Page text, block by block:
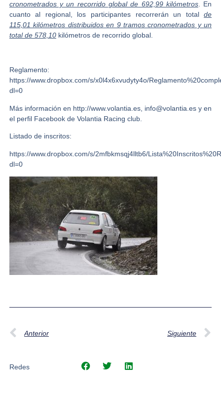
cronometrados y un recorrido global de 692,99 kilómetros. En
cuanto al regional, los participantes recorrerán un totalde
115,01 kilómetros distribuidos en 9 tramos cronometrados y un
total de 578,10kilómetros de recorrido global.
Reglamento:
https://www.dropbox.com/s/x0l4x6xvudyty4o/
dl=0
Más información en http://www.volantia.es, info@volantia.es y en
el perfil Facebook de Volantia Racing club.
Listado de inscritos:
https://www.dropbox.com/s/2mfbkmsqj4lltb6/
dl=0
Anterior Siguiente
Redes